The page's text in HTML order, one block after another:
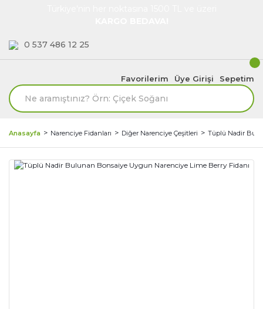
0 537 486 12 25
Favorilerim Üye Girişi Sepetim
Anasayfa Narenciye Fidanları Diğer Narenciye Çeşitleri Tüplü Nadir